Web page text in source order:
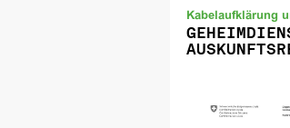
Kabelaufklärung